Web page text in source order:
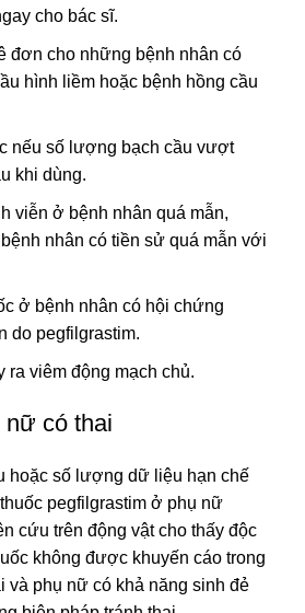
cho bác sĩ.
đơn cho những bệnh nhân có
hình liềm hoặc bệnh hồng cầu
nếu số lượng bạch cầu vượt
khi dùng.
viễn ở bệnh nhân quá mẫn,
nhân có tiền sử quá mẫn với
ở bệnh nhân có hội chứng
do pegfilgrastim.
ra viêm động mạch chủ.
có thai
hoặc số lượng dữ liệu hạn chế
pegfilgrastim ở phụ nữ
cứu trên động vật cho thấy độc
không được khuyến cáo trong
và phụ nữ có khả năng sinh đẻ